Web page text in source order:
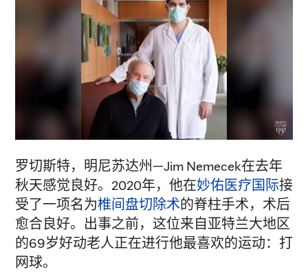
罗切斯特，明尼苏达州—Jim Nemecek在去年
秋天感觉良好。2020年，他在妙佑医疗国际接
受了一项名为椎间盘切除术的脊柱手术，术后
愈合良好。出事之前，这位来自亚特兰大地区
的69岁好动老人正在进行他最喜欢的运动：打
网球。